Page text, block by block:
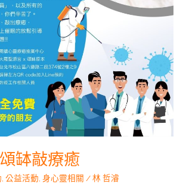
缽敲療癒
,公益活動 ,身心靈相關 /林 哲濬